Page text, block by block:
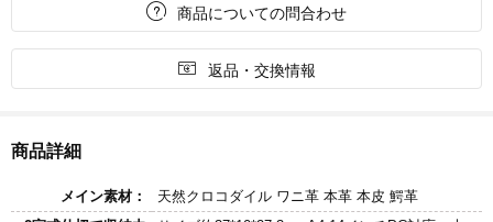
 商品についての問合わせ
 返品・交換情報
商品詳細
メイン素材：
天然クロコダイル ワニ革 本革 本皮 鰐革